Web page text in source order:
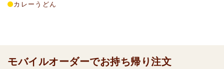
カレーうどん
モバイルオーダーでお持ち帰り注文